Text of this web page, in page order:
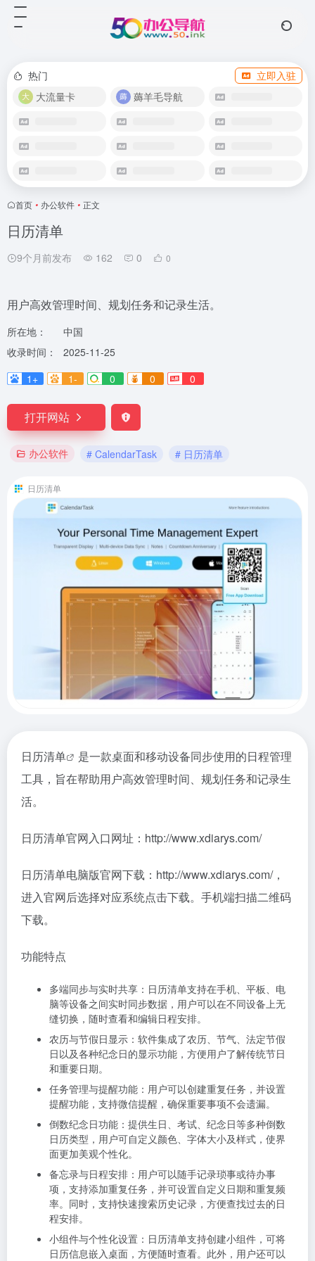
热门
立即入驻
大流量卡
薅羊毛导航
首页 • 办公软件 • 正文
日历清单
9个月前发布 162 0 0
用户高效管理时间、规划任务和记录生活。
所在地：
中国
收录时间：
2025-11-25
1+
1- 0 0 0
打开网站
办公软件 # CalendarTask # 日历清单
日历清单
日历清单
是一款桌面和移动设备同步使用的日程管理
工具，旨在帮助用户高效管理时间、规划任务和记录生
活。
日历清单官网入口网址：http://www.xdiarys.com/
日历清单电脑版官网下载：http://www.xdiarys.com/，
进入官网后选择对应系统点击下载。手机端扫描二维码
下载。
功能特点
多端同步与实时共享：日历清单支持在手机、平板、电
脑等设备之间实时同步数据，用户可以在不同设备上无
缝切换，随时查看和编辑日程安排。
农历与节假日显示：软件集成了农历、节气、法定节假
日以及各种纪念日的显示功能，方便用户了解传统节日
和重要日期。
任务管理与提醒功能：用户可以创建重复任务，并设置
提醒功能，支持微信提醒，确保重要事项不会遗漏。
倒数纪念日功能：提供生日、考试、纪念日等多种倒数
日历类型，用户可自定义颜色、字体大小及样式，使界
面更加美观个性化。
备忘录与日程安排：用户可以随手记录琐事或待办事
项，支持添加重复任务，并可设置自定义日期和重复频
率。同时，支持快速搜索历史记录，方便查找过去的日
程安排。
小组件与个性化设置：日历清单支持创建小组件，可将
日历信息嵌入桌面，方便随时查看。此外，用户还可以